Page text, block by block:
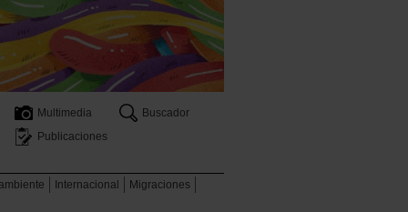
Multimedia
Buscador
Publicaciones
Internacional
Migraciones